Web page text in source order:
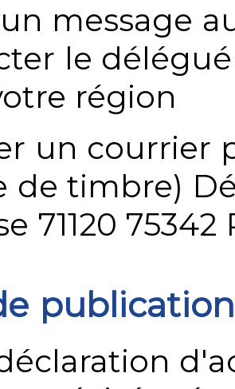
message
le
région
un courrier
de timbre)
71120 75342
publication